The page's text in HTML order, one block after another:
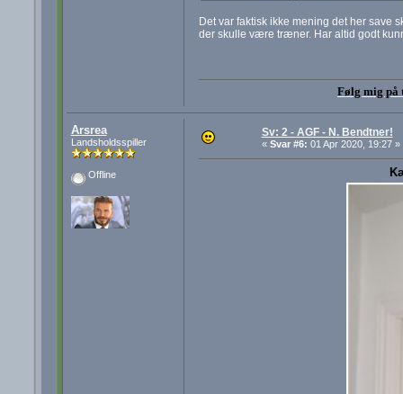
Det var faktisk ikke mening det her save
der skulle være træner. Har altid godt
Følg mig på
Arsrea
Landsholdsspiller
Offline
Sv: 2 - AGF - N. Bendtner!
« Svar #6: 01 Apr 2020, 19:27 »